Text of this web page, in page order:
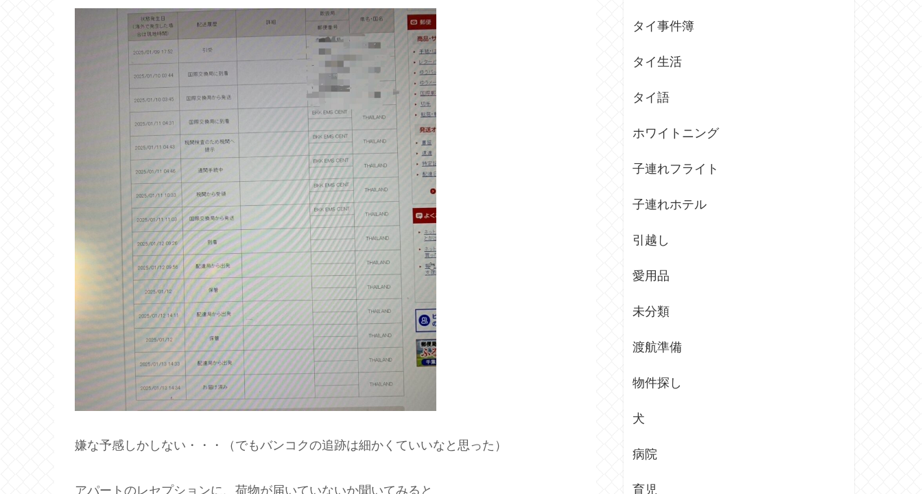
嫌な予感しかしない・・・（でもバンコクの追跡は細かくていいなと思った）
アパートのレセプションに、荷物が届いていないか聞いてみると
タイ事件簿
タイ生活
タイ語
ホワイトニング
子連れフライト
子連れホテル
引越し
愛用品
未分類
渡航準備
物件探し
犬
病院
育児